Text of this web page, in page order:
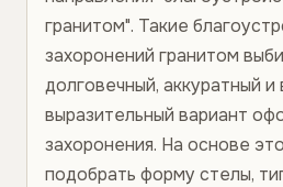
гранитом". Такие
захоронений гранитом
долговечный, аккуратный и
выразительный вариант
захоронения. На основе
подобрать форму стелы,